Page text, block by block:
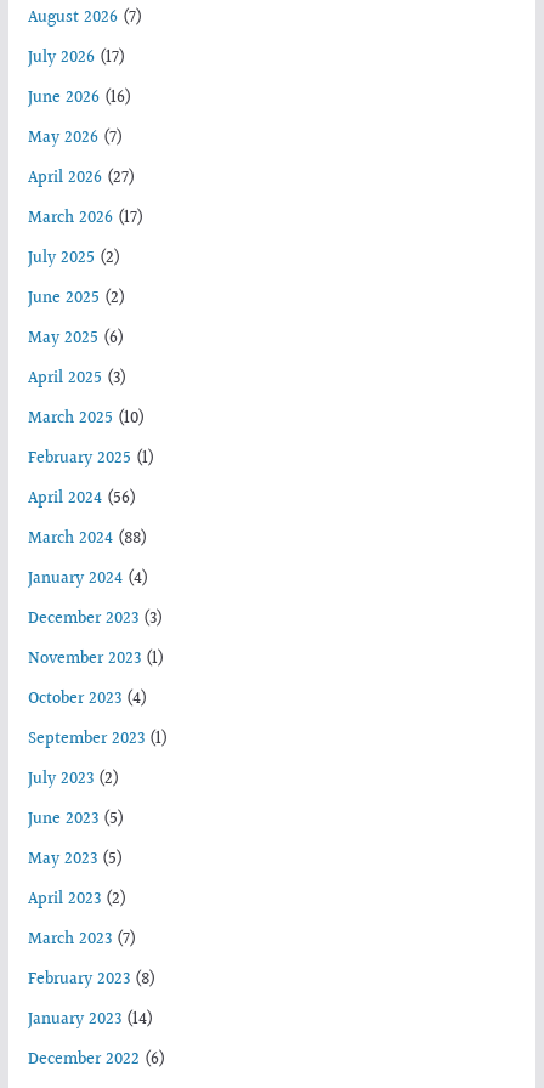
August 2026(7)
July 2026(17)
June 2026(16)
May 2026(7)
April 2026(27)
March 2026(17)
July 2025 (2)
June 2025 (2)
May 2025 (6)
April 2025 (3)
March 2025 (10)
February 2025 (1)
April 2024(56)
March 2024(88)
January 2024(4)
December 2023(3)
November 2023(1)
October 2023(4)
September 2023(1)
July 2023(2)
June 2023(5)
May 2023(5)
April 2023(2)
March 2023(7)
February 2023(8)
January 2023(14)
December 2022 (6)